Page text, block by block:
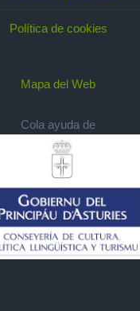
Política de cookies
Mapa del Web
Cola ayuda de